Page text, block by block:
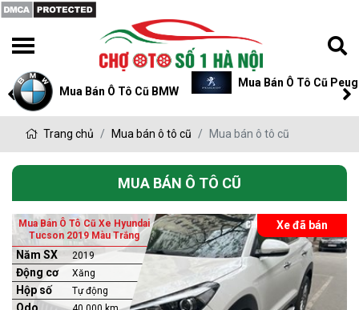
Bán Ô Tô Cũ BMW
Mua Bán Ô Tô Cũ Peugeot
Trang chủ Mua bán ô tô cũ Mua bán ô tô cũ
MUA BÁN Ô TÔ CŨ
Xe đã bán
Mua Bán Ô Tô Cũ Xe Hyundai
Tucson 2019 Màu Trắng
Năm SX 2019
Động cơ Xăng
Hộp số Tự động